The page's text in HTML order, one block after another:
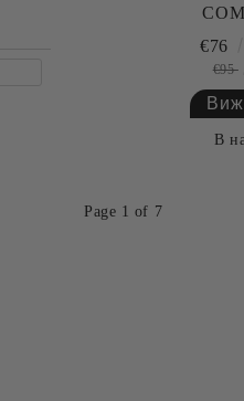
€76
€95
В
Page 1 of 7